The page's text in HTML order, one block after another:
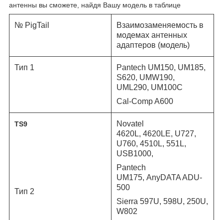
антенны вы сможете, найдя Вашу модель в таблице
№ PigTail
Взаимозаменяемость в
модемах антенных
адаптеров (модель)
Тип 1
Pantech UM150, UM185,
S620, UMW190,
UML290, UM100C
Cal-Comp A600
TS9
Тип 2
Novatel
4620L, 4620LE, U727,
U760, 4510L, 551L,
USB1000,
Pantech
UM175, AnyDATA ADU-
500
Sierra 597U, 598U, 250U,
W802